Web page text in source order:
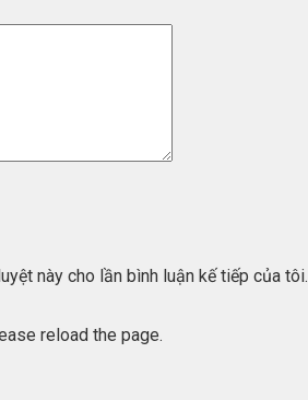
này cho lần bình luận kế tiếp của tôi.
reload the page.